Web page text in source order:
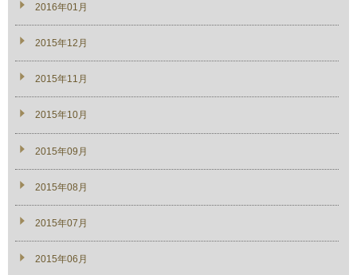
2016年01月
2015年12月
2015年11月
2015年10月
2015年09月
2015年08月
2015年07月
2015年06月